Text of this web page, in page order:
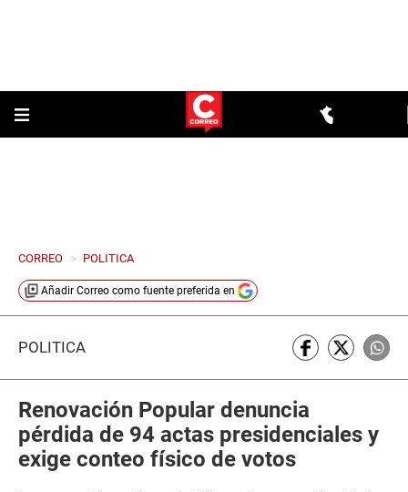
CORREO > POLITICA
Añadir Correo como fuente preferida en
POLÍTICA
Renovación Popular denuncia
pérdida de 94 actas presidenciales y
exige conteo físico de votos